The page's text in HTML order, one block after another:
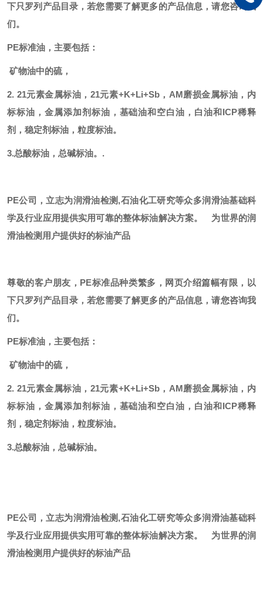
下只罗列产品目录，若您需要了解更多的产品信息，请您咨询我
们。
PE标准油，主要包括：
矿物油中的硫，
2. 21元素金属标油，21元素+K+Li+Sb，AM磨损金属标油，内
标标油，金属添加剂标油，基础油和空白油，白油和ICP稀释
剂，稳定剂标油，粒度标油。
3.总酸标油，总碱标油。.
PE公司，立志为润滑油检测,石油化工研究等众多润滑油基础科
学及行业应用提供实用可靠的整体标油解决方案。
为世界的润
滑油检测用户提供好的标油产品
尊敬的客户朋友， PE标准品种类繁多，网页介绍篇幅有限，以
下只罗列产品目录，若您需要了解更多的产品信息，请您咨询我
们。
PE标准油，主要包括：
矿物油中的硫，
2. 21元素金属标油，21元素+K+Li+Sb，AM磨损金属标油，内
标标油，金属添加剂标油，基础油和空白油，白油和ICP稀释
剂，稳定剂标油，粒度标油。
3.总酸标油，总碱标油。
PE公司，立志为润滑油检测,石油化工研究等众多润滑油基础科
学及行业应用提供实用可靠的整体标油解决方案。
为世界的润
滑油检测用户提供好的标油产品